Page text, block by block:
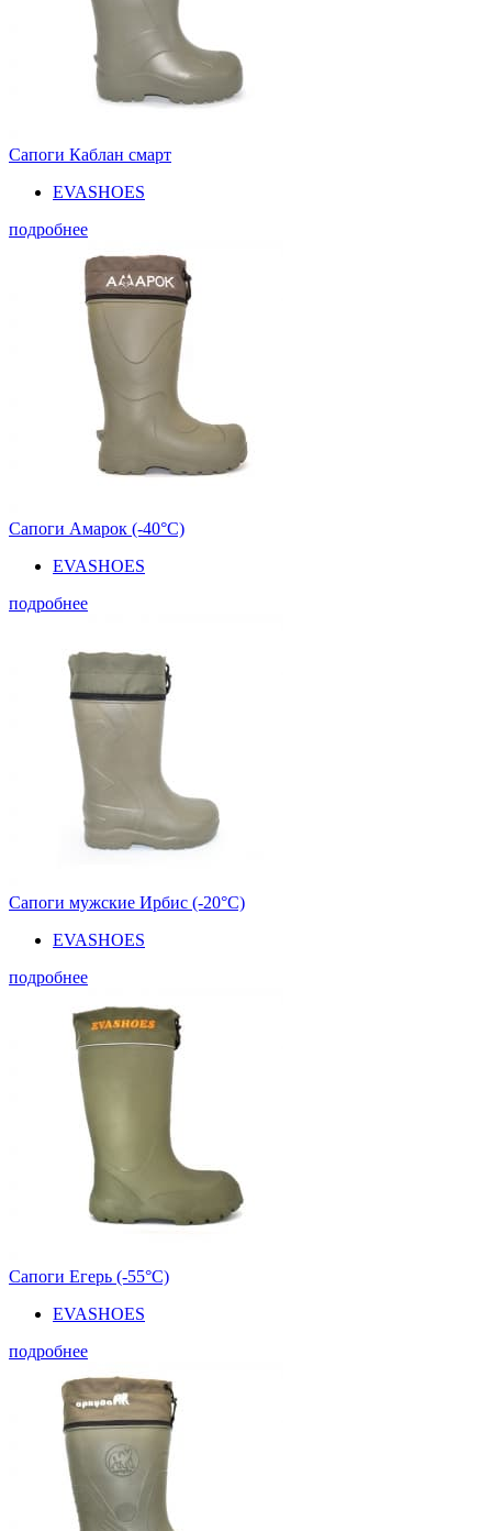
Сапоги Каблан смарт
EVASHOES
подробнее
Сапоги Амарок (-40°С)
EVASHOES
подробнее
Сапоги мужские Ирбис (-20°С)
EVASHOES
подробнее
Сапоги Егерь (-55°С)
EVASHOES
подробнее